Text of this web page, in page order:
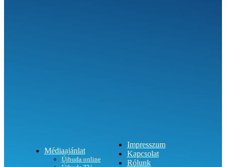
Médiaajánlat
Újbuda online
Impresszum
Kapcsolat
Rólunk